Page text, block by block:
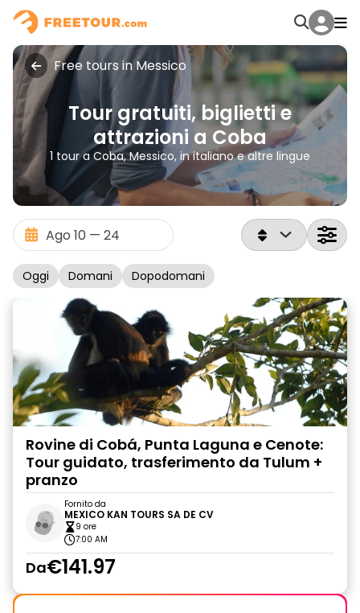
Free tours in Messico
Tour gratuiti, biglietti e
attrazioni a Coba
1 tour a Coba, Messico, in italiano e altre lingue
Oggi Domani Dopodomani
Rovine di Cobá, Punta Laguna e Cenote:
Tour guidato, trasferimento da Tulum +
pranzo
Fornito da
MEXICO KAN TOURS SA DE CV
9 ore
7:00 AM
Da€141.97